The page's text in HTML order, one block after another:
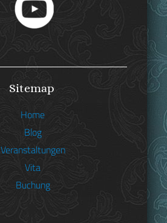
Sitemap
Home
Blog
Veranstaltungen
Vita
Buchung